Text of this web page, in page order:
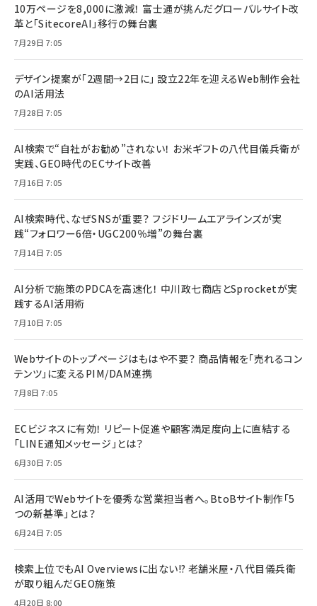
10万ページを8,000に激減！ 富士通が挑んだグローバルサイト改
革と「SitecoreAI」移行の舞台裏
7月29日 7:05
デザイン提案が「2週間→2日に」 設立22年を迎えるWeb制作会社
のAI活用法
7月28日 7:05
AI検索で“自社がお勧め”されない！ お米ギフトの八代目儀兵衛が
実践、GEO時代のECサイト改善
7月16日 7:05
AI検索時代、なぜSNSが重要？ フジドリームエアラインズが実
践“フォロワー6倍・UGC200％増”の舞台裏
7月14日 7:05
AI分析で施策のPDCAを高速化！ 中川政七商店とSprocketが実
践するAI活用術
7月10日 7:05
Webサイトのトップページはもはや不要？ 商品情報を「売れるコン
テンツ」に変えるPIM/DAM連携
7月8日 7:05
ECビジネスに有効！ リピート促進や顧客満足度向上に直結する
「LINE通知メッセージ」とは？
6月30日 7:05
AI活用でWebサイトを優秀な営業担当者へ。BtoBサイト制作「5
つの新基準」とは？
6月24日 7:05
検索上位でもAI Overviewsに出ない!? 老舗米屋・八代目儀兵衛
が取り組んだGEO施策
4月20日 8:00